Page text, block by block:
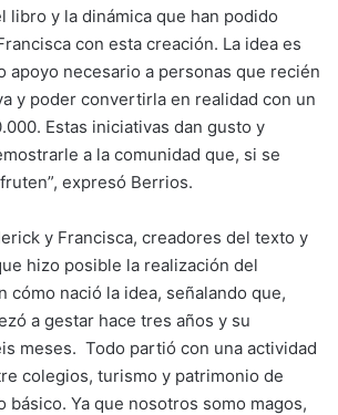
libro y la dinámica que han podido
con esta creación. La idea es
apoyo necesario a personas que recién
y poder convertirla en realidad con un
Estas iniciativas dan gusto y
a la comunidad que, si se
expresó Berrios.
y Francisca, creadores del texto y
hizo posible la realización del
cómo nació la idea, señalando que,
a gestar hace tres años y su
meses. Todo partió con una actividad
colegios, turismo y patrimonio de
básico. Ya que nosotros somo magos,